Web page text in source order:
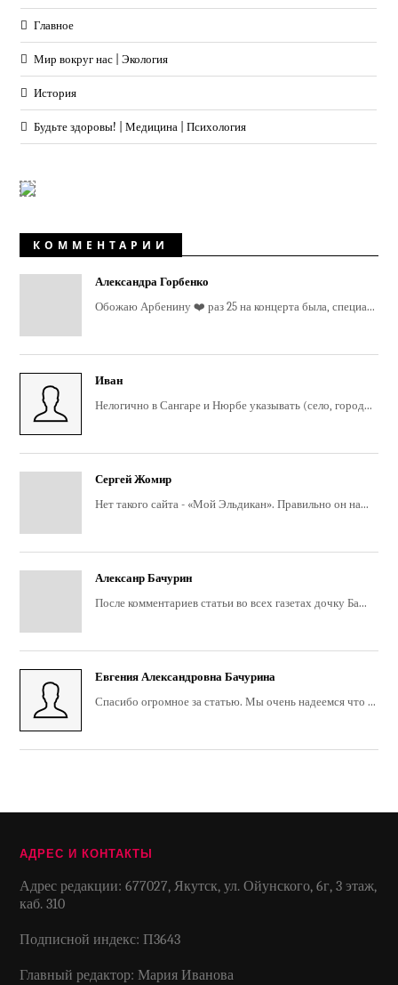
Главное
Мир вокруг нас | Экология
История
Будьте здоровы! | Медицина | Психология
КОММЕНТАРИИ
Александра Горбенко
Обожаю Арбенину ❤️ раз 25 на концерта была, специа...
Иван
Нелогично в Сангаре и Нюрбе указывать (село, город...
Сергей Жомир
Нет такого сайта - «Мой Эльдикан». Правильно он на...
Алексанр Бачурин
После комментариев статьи во всех газетах дочку Ба...
Евгения Александровна Бачурина
Спасибо огромное за статью. Мы очень надеемся что ...
АДРЕС И КОНТАКТЫ
Адрес редакции: 677027, Якутск, ул. Ойунского, 6г, 3 этаж,
каб. 310
Подписной индекс: П3643
Главный редактор: Мария Иванова